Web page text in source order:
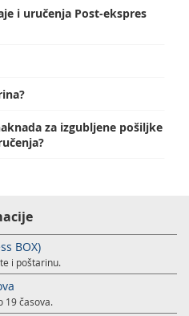
i uručenja Post-ekspres
za izgubljene pošiljke
BOX)
i poštarinu.
19 časova.